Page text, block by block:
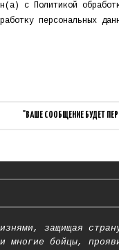
с Политикой
персональных
"ВАШЕ СООБЩЕНИЕ БУДЕТ
защищая
бойцы,